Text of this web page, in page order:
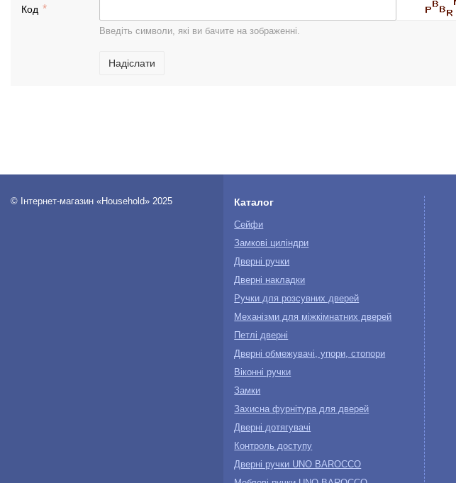
Код
Введіть символи, які ви бачите на зображенні.
Надіслати
© Інтернет-магазин «Household» 2025 Каталог
Сейфи
Замкові циліндри
Дверні ручки
Дверні накладки
Ручки для розсувних дверей
Механізми для міжкімнатних дверей
Петлі дверні
Дверні обмежувачі, упори, стопори
Віконні ручки
Замки
Захисна фурнітура для дверей
Дверні дотягувачі
Контроль доступу
Дверні ручки UNO BAROCCO